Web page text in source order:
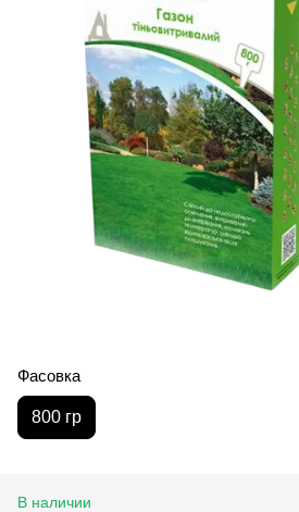
Фасовка
800 гр
В наличии